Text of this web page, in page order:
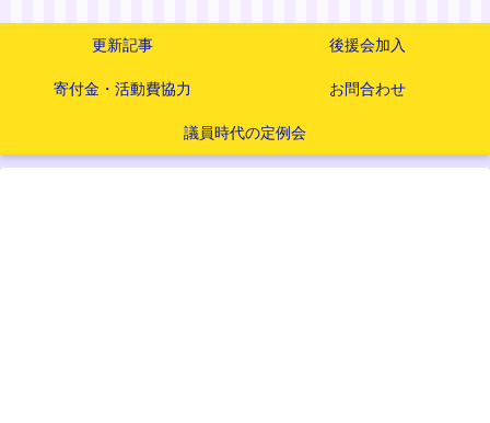
更新記事 後援会加入
寄付金・活動費協力 お問合わせ
議員時代の定例会